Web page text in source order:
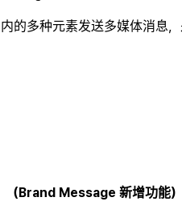
的多种元素发送多媒体消息
Brand Message 新增功能）